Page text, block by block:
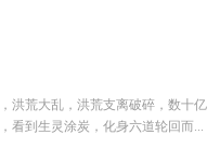
洪荒大乱，洪荒支离破碎，数十亿
看到生灵涂炭，化身六道轮回而...